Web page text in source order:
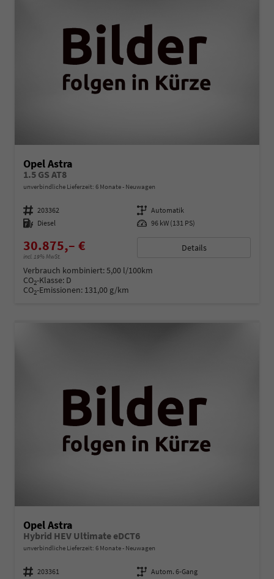
Opel Astra
1.5 GS AT8
unverbindliche Lieferzeit: 6 Monate Neuwagen
Fahrzeugnummer 203362 Getriebe Automatik
Kraftstoff Diesel Leistung 96 kW (131 PS)
30.875,– €
incl. 19% MwSt.
Details
Verbrauch kombiniert:5,00 l/100km
CO2-Klasse: D
CO2-Emissionen: 131,00 g/km
Opel Astra
Hybrid HEV Ultimate eDCT6
unverbindliche Lieferzeit: 6 Monate Neuwagen
Fahrzeugnummer 203361 Getriebe Autom. 6-Gang